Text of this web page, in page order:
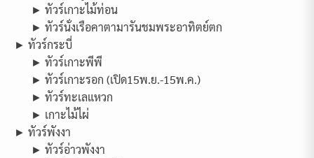
► ทัวร์เกาะไม้ท่อน
► ทัวร์นั่งเรือคาตามารันชมพระอาทิตย์ตก
► ทัวร์กระบี่
► ทัวร์เกาะพีพี
► ทัวร์เกาะรอก (เปิด15พ.ย.-15พ.ค.)
► ทัวร์ทะเลแหวก
► เกาะไม้ไผ่
► ทัวร์พังงา
► ทัวร์อ่าวพังงา